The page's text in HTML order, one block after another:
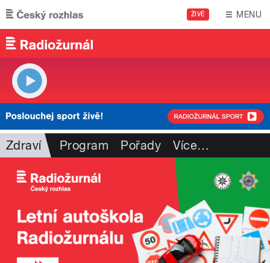
Přejít k hlavnímu obsahu
ŽIVĚ MENU
Zdraví Program Pořady Více…